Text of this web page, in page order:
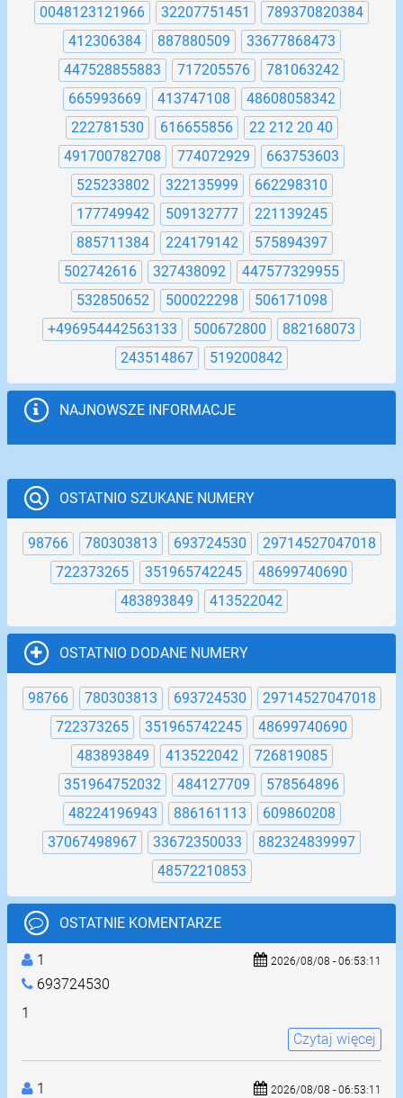
0048123121966 32207751451
789370820384
412306384
887880509
33677868473
447528855883
717205576
781063242
665993669
413747108
48608058342
222781530
616655856
22 212 20 40
491700782708
774072929
663753603
525233802
322135999
662298310
177749942
509132777
221139245
885711384
224179142
575894397
502742616
327438092
447577329955
532850652
500022298
506171098
+496954442563133
500672800
882168073
243514867
519200842
NAJNOWSZE INFORMACJE
OSTATNIO SZUKANE NUMERY
98766 780303813 693724530
29714527047018
722373265
351965742245
48699740690
483893849
413522042
OSTATNIO DODANE NUMERY
98766 780303813 693724530
29714527047018
722373265
351965742245
48699740690
483893849
413522042
726819085
351964752032
484127709
578564896
48224196943
886161113
609860208
37067498967
33672350033
882324839997
48572210853
OSTATNIE KOMENTARZE
1
693724530
2026/08/08 - 06:53:11
1
Czytaj więcej
1
2026/08/08 - 06:53:11